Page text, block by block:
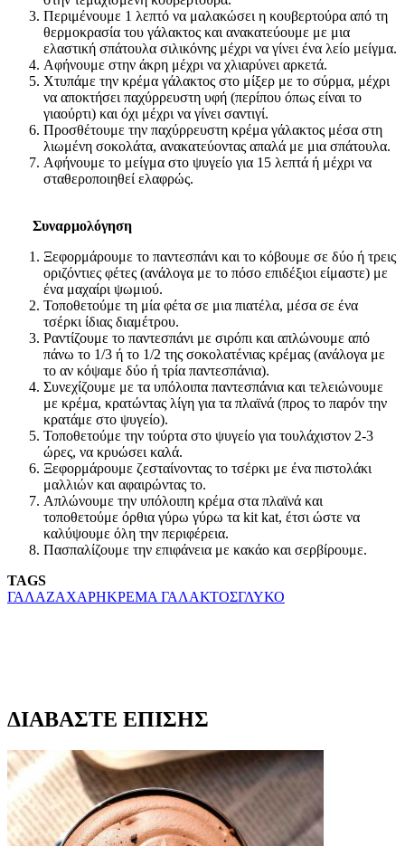
Περιμένουμε 1 λεπτό να μαλακώσει η κουβερτούρα από τη
θερμοκρασία του γάλακτος και ανακατεύουμε με μια
ελαστική σπάτουλα σιλικόνης μέχρι να γίνει ένα λείο μείγμα.
Αφήνουμε στην άκρη μέχρι να χλιαρύνει αρκετά.
Χτυπάμε την κρέμα γάλακτος στο μίξερ με το σύρμα, μέχρι
να αποκτήσει παχύρρευστη υφή (περίπου όπως είναι το
γιαούρτι) και όχι μέχρι να γίνει σαντιγί.
Προσθέτουμε την παχύρρευστη κρέμα γάλακτος μέσα στη
λιωμένη σοκολάτα, ανακατεύοντας απαλά με μια σπάτουλα.
Αφήνουμε το μείγμα στο ψυγείο για 15 λεπτά ή μέχρι να
σταθεροποιηθεί ελαφρώς.
Συναρμολόγηση
Ξεφορμάρουμε το παντεσπάνι και το κόβουμε σε δύο ή τρεις
οριζόντιες φέτες (ανάλογα με το πόσο επιδέξιοι είμαστε) με
ένα μαχαίρι ψωμιού.
Τοποθετούμε τη μία φέτα σε μια πιατέλα, μέσα σε ένα
τσέρκι ίδιας διαμέτρου.
Ραντίζουμε το παντεσπάνι με σιρόπι και απλώνουμε από
πάνω το 1/3 ή το 1/2 της σοκολατένιας κρέμας (ανάλογα με
το αν κόψαμε δύο ή τρία παντεσπάνια).
Συνεχίζουμε με τα υπόλοιπα παντεσπάνια και τελειώνουμε
με κρέμα, κρατώντας λίγη για τα πλαϊνά (προς το παρόν την
κρατάμε στο ψυγείο).
Τοποθετούμε την τούρτα στο ψυγείο για τουλάχιστον 2-3
ώρες, να κρυώσει καλά.
Ξεφορμάρουμε ζεσταίνοντας το τσέρκι με ένα πιστολάκι
μαλλιών και αφαιρώντας το.
Απλώνουμε την υπόλοιπη κρέμα στα πλαϊνά και
τοποθετούμε όρθια γύρω γύρω τα kit kat, έτσι ώστε να
καλύψουμε όλη την περιφέρεια.
Πασπαλίζουμε την επιφάνεια με κακάο και σερβίρουμε.
TAGS
ΓΑΛΑΖΑΧΑΡΗΚΡΕΜΑ ΓΑΛΑΚΤΟΣΓΛΥΚΟ
ΔΙΑΒΑΣΤΕ ΕΠΙΣΗΣ